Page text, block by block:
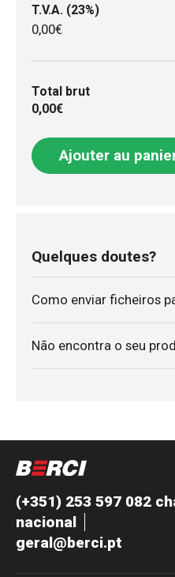
T.V.A. (23%)
0,00€
Total brut
0,00€
Ajouter au
Quelques doutes?
Como enviar ficheiros
Não encontra o seu
(+351) 253 597 082
nacional
geral@berci.pt